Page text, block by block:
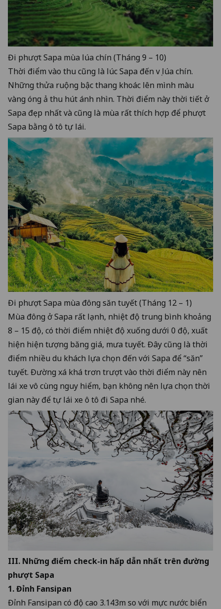
Đi phượt Sapa mùa lúa chín (Tháng 9 – 10)
Thời điểm vào thu cũng là lúc Sapa đến vụ lúa chín.
Những thửa ruộng bậc thang khoác lên mình màu
vàng óng ả thu hút ánh nhìn. Thời điểm này thời tiết ở
Sapa đẹp nhất và cũng là mùa rất thích hợp để phượt
Sapa bằng ô tô tự lái.
Đi phượt Sapa mùa đông săn tuyết (Tháng 12 – 1)
Mùa đông ở Sapa rất lạnh, nhiệt độ trung bình khoảng
8 – 15 độ, có thời điểm nhiệt độ xuống dưới 0 độ, xuất
hiện hiện tượng băng giá, mưa tuyết. Đây cũng là thời
điểm nhiều du khách lựa chọn đến với Sapa để “săn”
tuyết. Đường xá khá trơn trượt vào thời điểm này nên
lái xe vô cùng nguy hiểm, bạn không nên lựa chọn thời
gian này để tự lái xe ô tô đi Sapa nhé.
III. Những điểm check-in hấp dẫn nhất trên đường
phượt Sapa
1. Đỉnh Fansipan
Đỉnh Fansipan có độ cao 3.143m so với mực nước biển